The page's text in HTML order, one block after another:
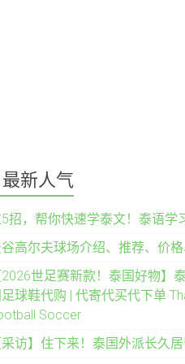
最新人气
招，帮你快速学泰文！泰语学
高尔夫球场介绍、推荐、价
2026世足赛新款！泰国好物】
足球鞋代购 | 代寄代买代下单
Soccer
采访】住下来！泰国外派长久